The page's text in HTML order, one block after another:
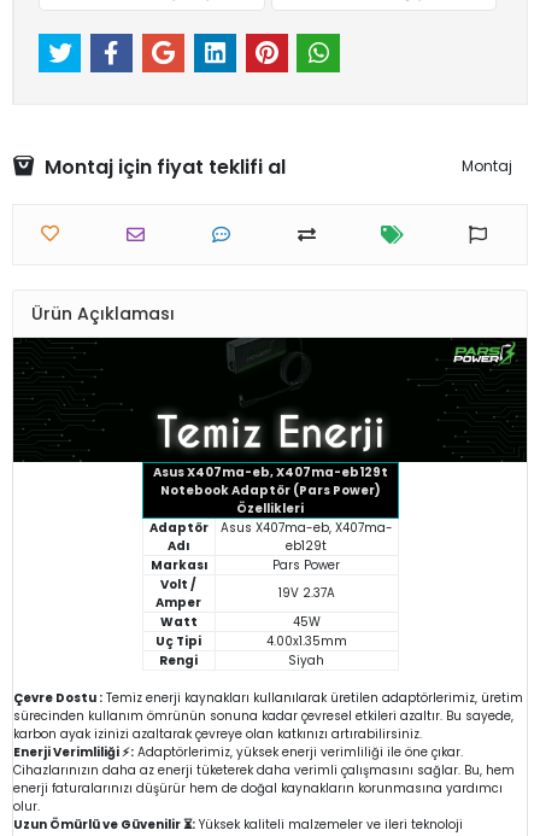
Montaj için fiyat teklifi al Montaj
Ürün Açıklaması
Asus X407ma-eb, X407ma-eb129t
Notebook Adaptör (Pars Power)
Özellikleri
Adaptör
Adı
Asus X407ma-eb, X407ma-
eb129t
Markası
Pars Power
Volt /
Amper
19V 2.37A
Watt
45W
Uç Tipi
4.00x1.35mm
Rengi
Siyah
Çevre Dostu : Temiz enerji kaynakları kullanılarak üretilen adaptörlerimiz, üretim
sürecinden kullanım ömrünün sonuna kadar çevresel etkileri azaltır. Bu sayede,
karbon ayak izinizi azaltarak çevreye olan katkınızı artırabilirsiniz.
Enerji Verimliliği ⚡: Adaptörlerimiz, yüksek enerji verimliliği ile öne çıkar.
Cihazlarınızın daha az enerji tüketerek daha verimli çalışmasını sağlar. Bu, hem
enerji faturalarınızı düşürür hem de doğal kaynakların korunmasına yardımcı
olur.
Uzun Ömürlü ve Güvenilir ⏳: Yüksek kaliteli malzemeler ve ileri teknoloji